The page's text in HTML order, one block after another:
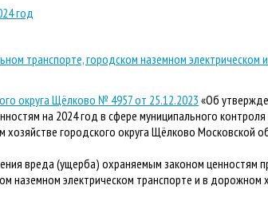
год
транспорте, городском наземном электрическом
округа Щёлково № 4957 от 25.12.2023 «Об
на 2024 год в сфере муниципального
городского округа Щёлково Московской
вреда (ущерба) охраняемым законом ценностям
наземном электрическом транспорте и в дорожном